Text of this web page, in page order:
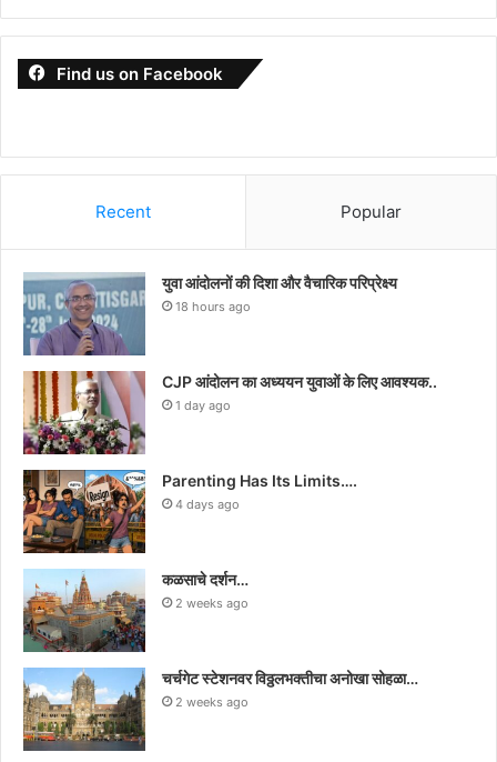
Find us on Facebook
Recent Popular
युवा आंदोलनों की दिशा और वैचारिक परिप्रेक्ष्य
18 hours ago
CJP आंदोलन का अध्ययन युवाओं के लिए आवश्यक..
1 day ago
Parenting Has Its Limits….
4 days ago
कळसाचे दर्शन…
2 weeks ago
चर्चगेट स्टेशनवर विठ्ठलभक्तीचा अनोखा सोहळा…
2 weeks ago